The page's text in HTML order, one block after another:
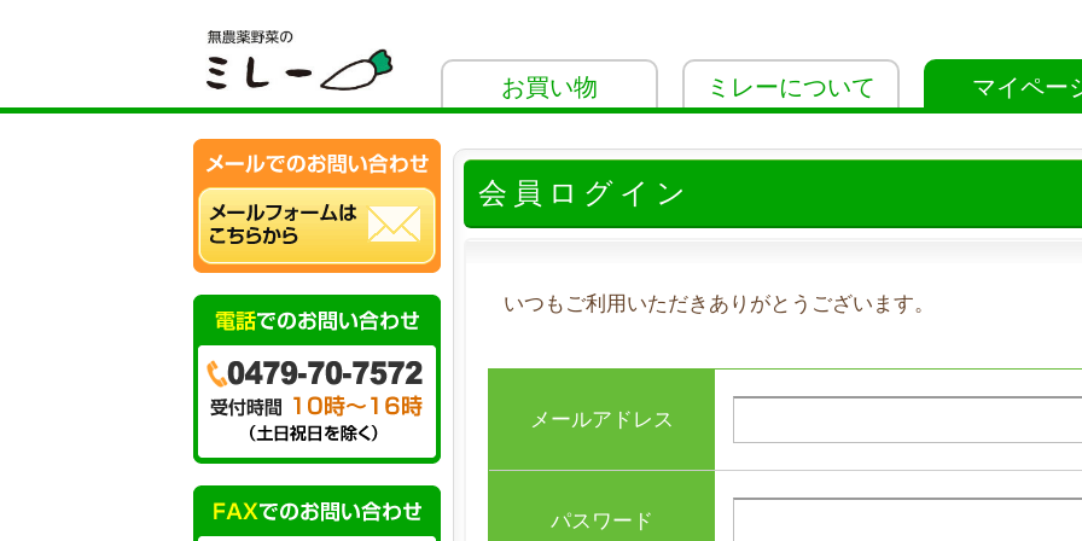
お買い物 ミレーについて マイペー
会員ログイン
いつもご利用いただきありがとうございます。
メールアドレス
パスワード